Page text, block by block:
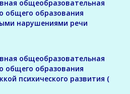
общеобразовательная
общего образования
нарушениями речи
общеобразовательная
общего образования
психического развития (